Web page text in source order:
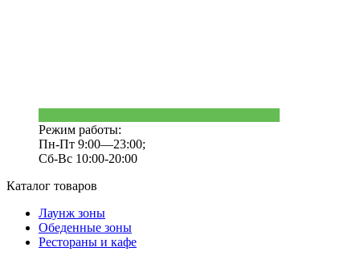
Режим работы:
Пн-Пт 9:00—23:00;
Сб-Вс 10:00-20:00
Каталог товаров
Лаунж зоны
Обеденные зоны
Рестораны и кафе